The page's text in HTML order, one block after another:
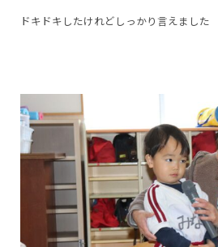
ドキドキしたけれどしっかり言えました